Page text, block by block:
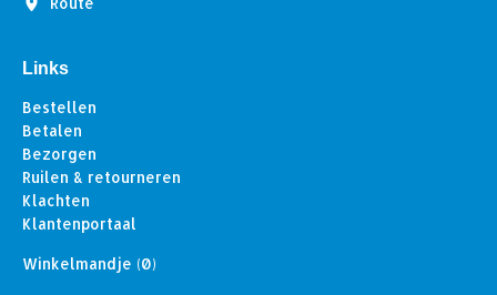
Links
Bestellen
Betalen
Bezorgen
Ruilen & retourneren
Klachten
Klantenportaal
Winkelmandje (0)